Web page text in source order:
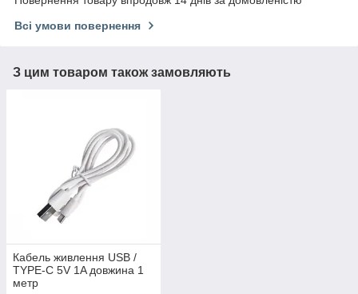
Всі умови повернення
З цим товаром також замовляють
Кабель живлення USB /
TYPE-C 5V 1A довжина 1
метр